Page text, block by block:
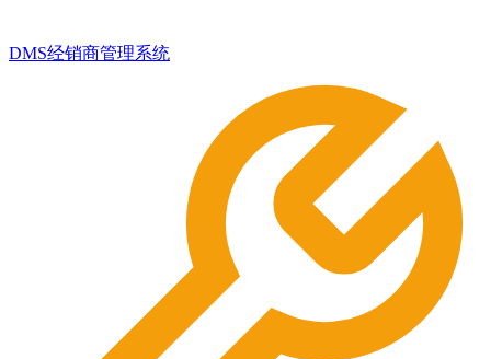
DMS经销商管理系统